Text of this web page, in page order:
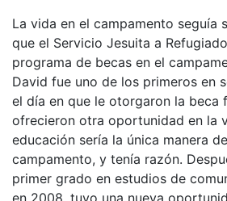
La vida en el campamento seguía
que el Servicio Jesuita a
programa de becas en el
David fue uno de los primeros en
el día en que le otorgaron la beca
ofrecieron otra oportunidad en la
educación sería la única manera
campamento, y tenía razón.
primer grado en estudios de
en 2008, tuvo una nueva